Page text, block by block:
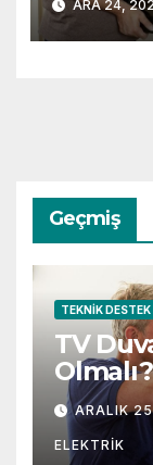
ARA 24,
Geçmiş
TEKNIK
TV
Olmalı?
ARALIK
ELEKTRIK